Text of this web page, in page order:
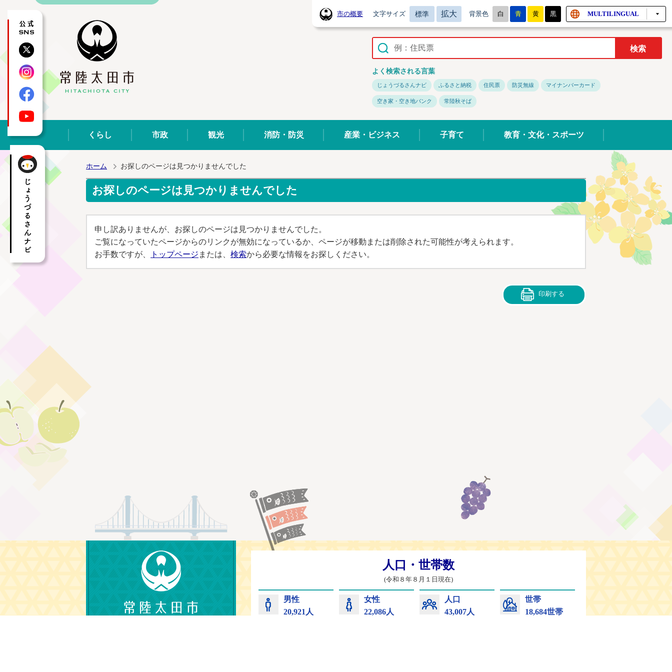
常陸太田市ホームページ
市の概要 文字サイズ 標準 拡大 背景色 白 青 黄 黒 MULTILINGUAL
よく検索される言葉
じょうづるさんナビ ふるさと納税 住民票 防災無線 マイナンバーカード
空き家・空き地バンク 常陸秋そば
公式SNS
X
Instagram
Facebook
YouTube くらし 市政 観光 消防・防災 産業・ビジネス 子育て 教育・文化・スポーツ
ホーム お探しのページは見つかりませんでした
お探しのページは見つかりませんでした
申し訳ありませんが、お探しのページは見つかりませんでした。
ご覧になっていたページからのリンクが無効になっているか、ページが移動または削除された可能性が考えられます。
お手数ですが、
トップページ または、 検索から必要な情報をお探しください。
印刷する